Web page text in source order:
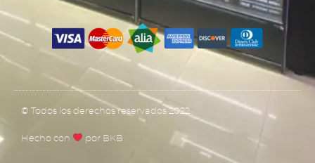
© Todos los derechos reservados 2022
Hecho con por BKB​​